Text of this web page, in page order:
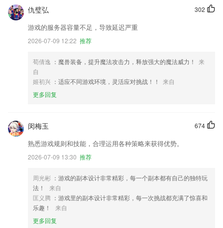
302
仇璧弘
游戏的服务器容量不足，导致延迟严重
2026-07-09 12:22 推荐
荀倩逸 ：魔兽装备，提升魔法攻击力，释放强大的魔法威力！
来
自
姬初兴 ：适应不同游戏环境，灵活应对挑战！！
来自
更多回复
674
闵梅玉
熟悉游戏规则和技能，合理运用各种策略来获得优势。
2026-07-09 13:30 推荐
周光彬 ：游戏的副本设计非常精彩，每一个副本都有自己的独特玩
法！
来自
匡义腾 ：游戏里的副本设计非常精彩，每一次挑战都充满了惊喜和
乐趣！
来自
更多回复